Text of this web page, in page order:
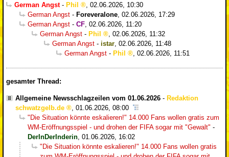
German Angst- Phil
02.06.2026, 10:30
German Angst - Foreveralone 02.06.2026, 17:29
German Angst - CF 02.06.2026, 11:20
German Angst - Phil
02.06.2026, 11:32
German Angst - istar 02.06.2026, 11:48
German Angst - Phil 02.06.2026, 11:51
gesamter Thread:
Allgemeine Newsschlagzeilen vom 01.06.2026 - Redaktion
schwatzgelb.de
, 01.06.2026, 08:00
"Die Situation könnte eskalieren!" 14.000 Fans wollen gratis zum
WM-Eröffnungsspiel - und drohen der FIFA sogar mit "Gewalt" -
DerInDerInderin, 01.06.2026, 16:02
"Die Situation könnte eskalieren!" 14.000 Fans wollen gratis